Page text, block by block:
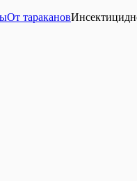
От тараканов